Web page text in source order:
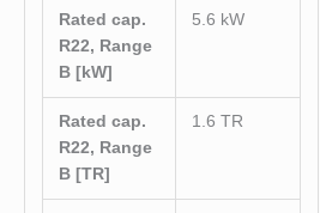
Rated cap.
R22, Range
B [kW]
5.6 kW
Rated cap.
R22, Range
B [TR]
1.6 TR